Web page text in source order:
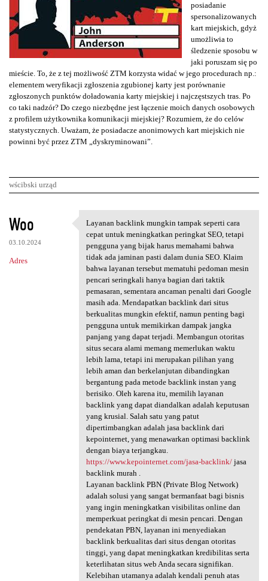
posiadanie
spersonalizowanych
kart miejskich, gdyż
umożliwia to
śledzenie sposobu w
jaki poruszam się po
mieście. To, że z tej możliwość ZTM korzysta widać w jego procedurach np.:
elementem weryfikacji zgłoszenia zgubionej karty jest porównanie
zgłoszonych punktów doładowania karty miejskiej i najczęstszych tras. Po
co taki nadzór? Do czego niezbędne jest łączenie moich danych osobowych
z profilem użytkownika komunikacji miejskiej? Rozumiem, że do celów
statystycznych. Uważam, że posiadacze anonimowych kart miejskich nie
powinni być przez ZTM „dyskryminowani”.
wścibski urząd
K
o
m
e
Woo
03.10.2024
Adres
Layanan backlink mungkin
Layanan backlink mungkin tampak seperti cara
cepat untuk meningkatkan peringkat SEO, tetapi
pengguna yang bijak harus memahami bahwa
tidak ada jaminan pasti dalam dunia SEO. Klaim
bahwa layanan tersebut mematuhi pedoman mesin
pencari seringkali hanya bagian dari taktik
pemasaran, sementara ancaman penalti dari Google
masih ada. Mendapatkan backlink dari situs
berkualitas mungkin efektif, namun penting bagi
pengguna untuk memikirkan dampak jangka
panjang yang dapat terjadi. Membangun otoritas
situs secara alami memang memerlukan waktu
lebih lama, tetapi ini merupakan pilihan yang
lebih aman dan berkelanjutan dibandingkan
bergantung pada metode backlink instan yang
berisiko. Oleh karena itu, memilih layanan
backlink yang dapat diandalkan adalah keputusan
yang krusial. Salah satu yang patut
dipertimbangkan adalah jasa backlink dari
kepointernet, yang menawarkan optimasi backlink
dengan biaya terjangkau.
https://www.kepointernet.com/jasa-backlink/jasa
backlink murah .
Layanan backlink PBN (Private Blog Network)
adalah solusi yang sangat bermanfaat bagi bisnis
yang ingin meningkatkan visibilitas online dan
memperkuat peringkat di mesin pencari. Dengan
pendekatan PBN, layanan ini menyediakan
backlink berkualitas dari situs dengan otoritas
tinggi, yang dapat meningkatkan kredibilitas serta
keterlihatan situs web Anda secara signifikan.
Kelebihan utamanya adalah kendali penuh atas